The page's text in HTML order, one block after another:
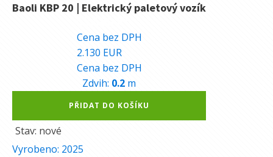
Baoli KBP 20 | Elektrický paletový vozík
Cena bez DPH
2.130 EUR
Cena bez DPH
Zdvih: 0.2 m
PŘIDAT DO KOŠÍKU
Stav: nové
Vyrobeno: 2025